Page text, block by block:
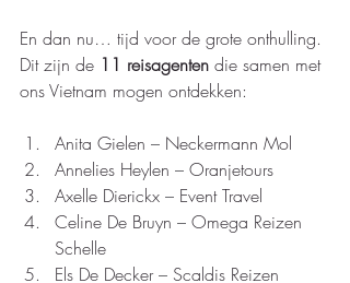
En dan nu… tijd voor de grote onthulling.
Dit zijn de 11 reisagenten die samen met
ons Vietnam mogen ontdekken:
Anita Gielen – Neckermann Mol
Annelies Heylen – Oranjetours
Axelle Dierickx – Event Travel
Celine De Bruyn – Omega Reizen
Schelle
Els De Decker – Scaldis Reizen